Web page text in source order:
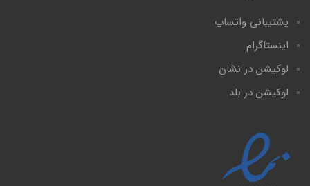
پشتیبانی واتساپ
اینستاگرام
لوکیشن در نشان
لوکیشن در بلد